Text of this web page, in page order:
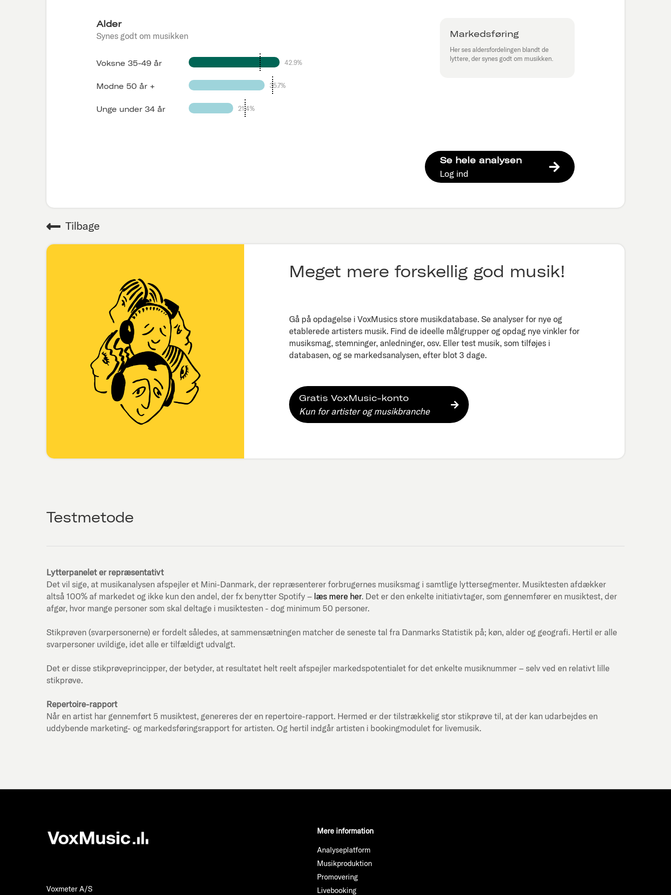
Alder
Synes godt om musikken
Voksne 35-49 år 42.9%
Modne 50 år + 35.7%
Unge under 34 år 21.4%
Markedsføring
Her ses aldersfordelingen blandt de
lyttere, der synes godt om musikken.
Se hele analysen
Log ind
Tilbage
Meget mere forskellig god musik!
Gå på opdagelse i VoxMusics store musikdatabase. Se analyser for nye og
etablerede artisters musik. Find de ideelle målgrupper og opdag nye vinkler for
musiksmag, stemninger, anledninger, osv. Eller test musik, som tilføjes i
databasen, og se markedsanalysen, efter blot 3 dage.​
Gratis VoxMusic-konto
Kun for artister og musikbranche
Testmetode
Lytterpanelet er repræsentativt
Det vil sige, at musikanalysen afspejler et Mini-Danmark, der repræsenterer forbrugernes musiksmag i samtlige lyttersegmenter. Musiktesten afdækker
altså 100% af markedet og ikke kun den andel, der fx benytter Spotify – læs mere her. Det er den enkelte initiativtager, som gennemfører en musiktest, der
afgør, hvor mange personer som skal deltage i musiktesten - dog minimum 50 personer.
Stikprøven (svarpersonerne) er fordelt således, at sammensætningen matcher de seneste tal fra Danmarks Statistik på; køn, alder og geografi. Hertil er alle
svarpersoner uvildige, idet alle er tilfældigt udvalgt.
Det er disse stikprøveprincipper, der betyder, at resultatet helt reelt afspejler markedspotentialet for det enkelte musiknummer – selv ved en relativt lille
stikprøve.
Repertoire-rapport
Når en artist har gennemført 5 musiktest, genereres der en repertoire-rapport. Hermed er der tilstrækkelig stor stikprøve til, at der kan udarbejdes en
uddybende marketing- og markedsføringsrapport for artisten. Og hertil indgår artisten i bookingmodulet for livemusik.
Voxmeter A/S
Mere information
Analyseplatform
Musikproduktion
Promovering
Livebooking